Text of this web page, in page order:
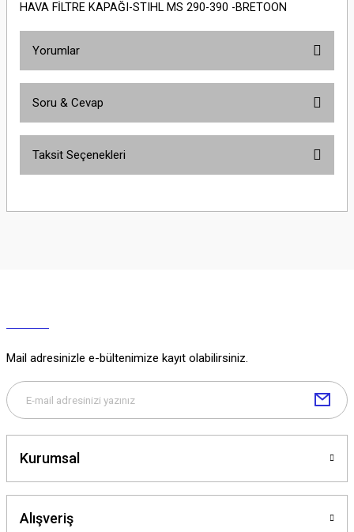
HAVA FİLTRE KAPAĞI-STIHL MS 290-390 -BRETOON
Yorumlar
Soru & Cevap
Soru Sor
Taksit Seçenekleri
Mail adresinizle e-bültenimize kayıt olabilirsiniz.
Kurumsal
Alışveriş